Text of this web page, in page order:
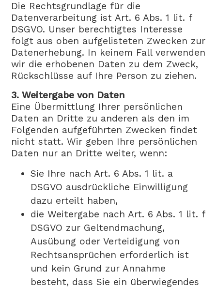
Die Rechtsgrundlage für die
Datenverarbeitung ist Art. 6 Abs. 1 lit. f
DSGVO. Unser berechtigtes Interesse
folgt aus oben aufgelisteten Zwecken zur
Datenerhebung. In keinem Fall verwenden
wir die erhobenen Daten zu dem Zweck,
Rückschlüsse auf Ihre Person zu ziehen.
3. Weitergabe von Daten
Eine Übermittlung Ihrer persönlichen
Daten an Dritte zu anderen als den im
Folgenden aufgeführten Zwecken findet
nicht statt. Wir geben Ihre persönlichen
Daten nur an Dritte weiter, wenn:
Sie Ihre nach Art. 6 Abs. 1 lit. a
DSGVO ausdrückliche Einwilligung
dazu erteilt haben,
die Weitergabe nach Art. 6 Abs. 1 lit. f
DSGVO zur Geltendmachung,
Ausübung oder Verteidigung von
Rechtsansprüchen erforderlich ist
und kein Grund zur Annahme
besteht, dass Sie ein überwiegendes